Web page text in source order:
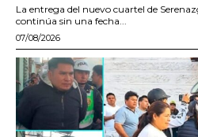
La entrega del nuevo cuartel de
continúa sin una fecha...
07/08/2026